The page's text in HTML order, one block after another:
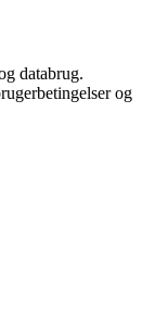
databrug.
og